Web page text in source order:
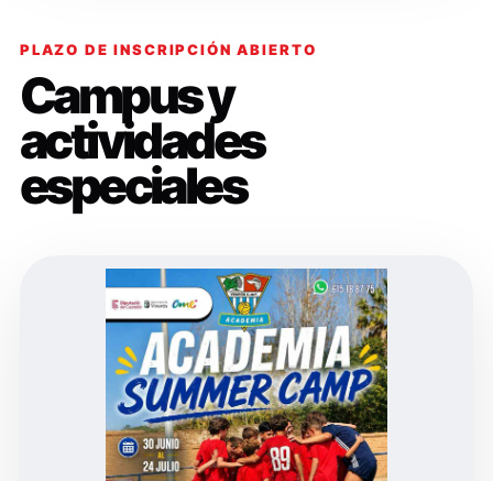
PLAZO DE INSCRIPCIÓN ABIERTO
Campus y
actividades
especiales